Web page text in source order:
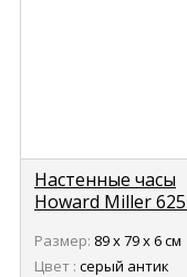
Настенные часы
Howard Miller
(Покет Уотч)
Размер: 89 х 79 х 6 см
Цвет : серый антик